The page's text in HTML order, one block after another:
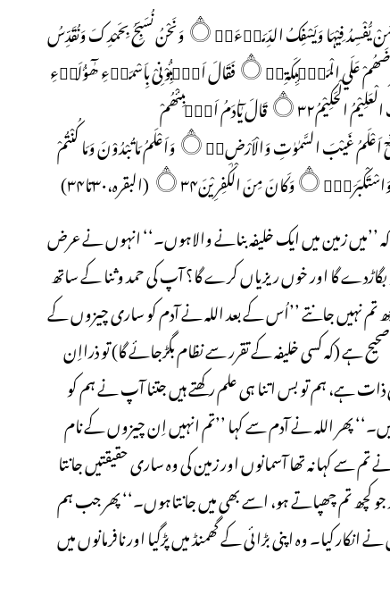
وَاِذْ قَالَ رَبُّكَ لِلْمَلٰۗىِٕكَۃِ اِنِّىْ جَاعِلٌ فِى الْاَرْضِ خَلِيْفَۃً۝۰ۭ قَالُوْٓا اَتَجْعَلُ فِيْہَا مَنْ يُّفْسِدُ فِيْہَا وَيَسْفِكُ الدِّمَاۗءَ۝۰ۚ وَنَحْنُ نُسَبِّحُ بِحَمْدِكَ وَنُقَدِّسُ
لَكَ۝۰ۭ قَالَ اِنِّىْٓ اَعْلَمُ مَا لَا تَعْلَمُوْنَ۝۳۰ وَعَلَّمَ اٰدَمَ الْاَسْمَاۗءَ كُلَّہَا ثُمَّ عَرَضَھُمْ عَلَي الْمَلٰۗىِٕكَۃِ۝۰ۙ فَقَالَ اَنْۢبِــُٔـوْنِىْ بِاَسْمَاۗءِ ھٰٓؤُلَاۗءِ
اِنْ كُنْتُمْ صٰدِقِيْنَ۝۳۱ قَالُوْا سُبْحٰــنَكَ لَا عِلْمَ لَنَآ اِلَّا مَا عَلَّمْتَنَا۝۰ۭ اِنَّكَ اَنْتَ الْعَلِيْمُ الْحَكِيْمُ۝۳۲ قَالَ يٰٓاٰدَمُ اَنْۢبِئْـھُمْ
بِاَسْمَاۗىِٕہِمْ۝۰ۚ فَلَمَّآ اَنْۢبَاَھُمْ بِاَسْمَاۗىِٕہِمْ۝۰ۙ قَالَ اَلَمْ اَقُلْ لَّكُمْ اِنِّىْٓ اَعْلَمُ غَيْبَ السَّمٰوٰتِ وَالْاَرْضِ۝۰ۙ وَاَعْلَمُ مَا تُبْدُوْنَ وَمَا كُنْتُمْ
زمین میں ایک خلیفہ بنانے والاہوں۔‘‘ انہوں نے عرض
بگاڑدے گا اور خوں ریزیاں کرے گا؟ آپ کی حمد وثنا کے ساتھ
تم نہیں جانتے ’’اُس کے بعد اللہ نے آدم کو ساری چیزوں کے
ہے (کہ کسی خلیفہ کے تقرر سے نظام بگڑجائے گا) تو ذرااِن
ہے، ہم تو بس اتنا ہی علم رکھتے ہیں جتنا آپ نے ہم کو
پھر اللہ نے آدم سے کہا ’’تم انہیں اِن چیزوں کے نام
کہا نہ تھا آسمانوں اور زمین کی وہ ساری حقیقتیں جانتا
کچھ تم چھپاتے ہو، اسے بھی میں جانتاہوں۔‘‘ پھر جب ہم
کیا۔ وہ اپنی بڑائی کے گھمنڈ میں پڑگیا اور نافرمانوں میں